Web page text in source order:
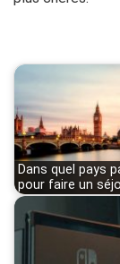
Dans quel pays
pour faire un